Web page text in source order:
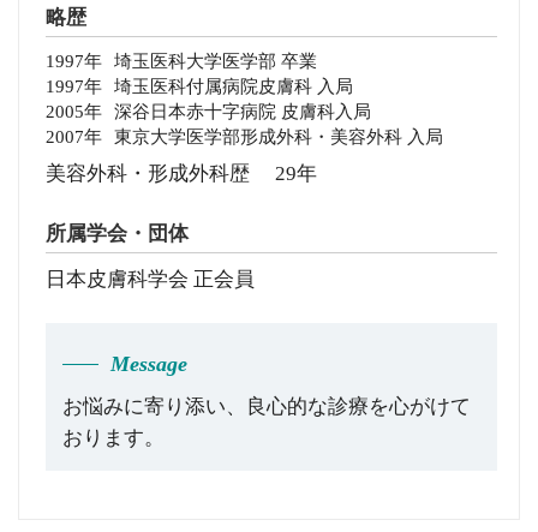
略歴
1997年
埼玉医科大学医学部 卒業
1997年
埼玉医科付属病院皮膚科 入局
2005年
深谷日本赤十字病院 皮膚科入局
2007年
東京大学医学部形成外科・美容外科 入局
美容外科・形成外科歴 29年
所属学会・団体
日本皮膚科学会 正会員
Message
お悩みに寄り添い、良心的な診療を心がけて
おります。